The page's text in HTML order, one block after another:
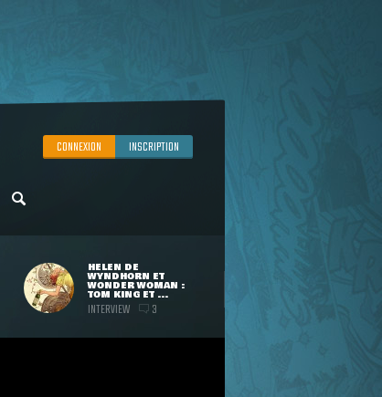
CONNEXION INSCRIPTION
HELEN DE
WYNDHORN ET
WONDER WOMAN :
TOM KING ET ...
INTERVIEW 3